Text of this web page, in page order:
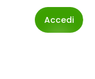
Accedi